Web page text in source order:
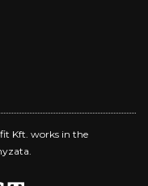
Kft. works in the